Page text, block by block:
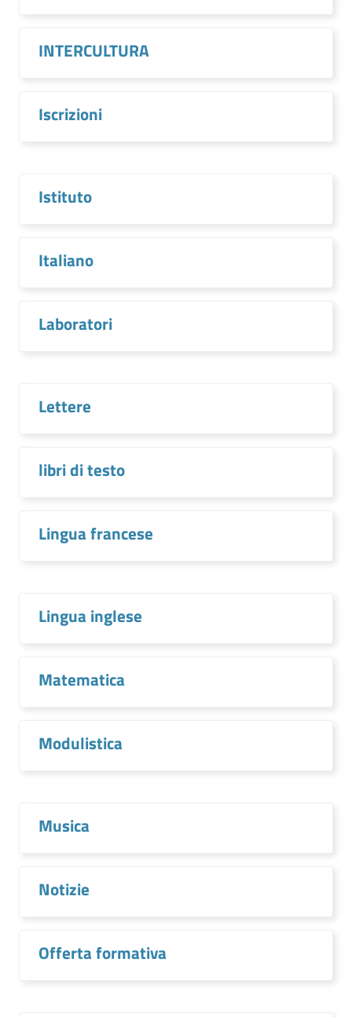
INTERCULTURA
Iscrizioni
Istituto
Italiano
Laboratori
Lettere
libri di testo
Lingua francese
Lingua inglese
Matematica
Modulistica
Musica
Notizie
Offerta formativa